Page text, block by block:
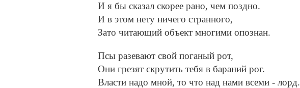
И я бы сказал скорее рано, чем поздно.
И в этом нету ничего странного,
Зато читающий объект многими опознан.
Псы разевают свой поганый рот,
Они грезят скрутить тебя в бараний рог.
Власти надо мной, то что над нами всеми - лорд.